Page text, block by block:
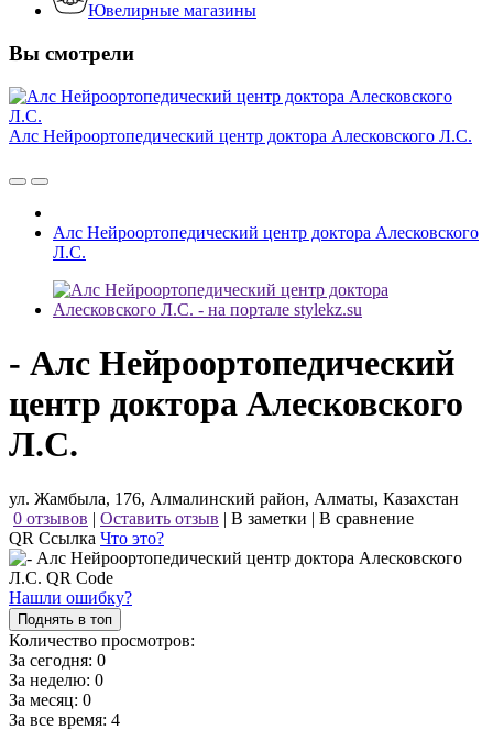
Ювелирные магазины
Вы смотрели
Алс Нейроортопедический центр доктора Алесковского Л.С.
Алс Нейроортопедический центр доктора Алесковского
Л.С.
- Алс Нейроортопедический
центр доктора Алесковского
Л.С.
ул. Жамбыла, 176, Алмалинский район, Алматы, Казахстан
0 отзывов | Оставить отзыв | В заметки | В сравнение
QR Ссылка Что это?
Нашли ошибку?
Поднять в топ
Количество просмотров:
За сегодня: 0
За неделю: 0
За месяц: 0
За все время: 4